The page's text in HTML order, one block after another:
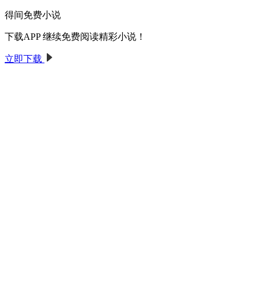
得间免费小说
下载APP 继续免费阅读精彩小说！
立即下载